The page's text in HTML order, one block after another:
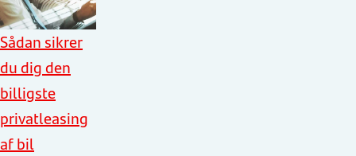
Sådan sikrer
du dig den
billigste
privatleasing
af bil